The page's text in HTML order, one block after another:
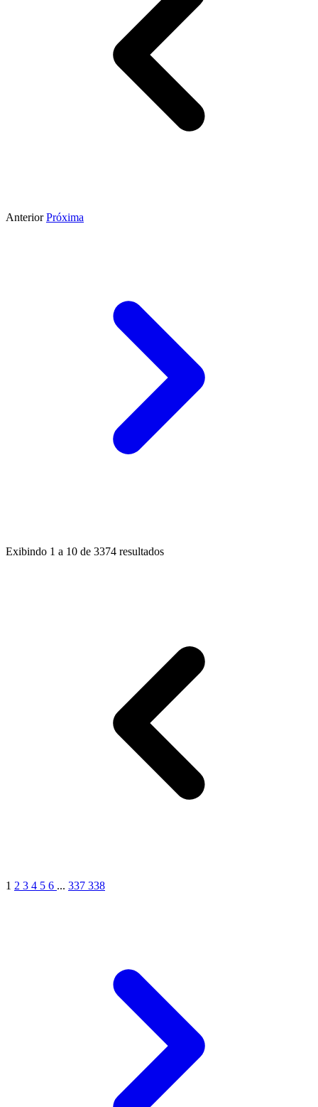
AnteriorPróxima
Exibindo 1 a 10 de 3374 resultados
1 2 3 4 5 6 ... 337 338